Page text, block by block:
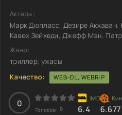
Актеры:
Марк Дюпласс, Дезире Акхаван,
Кавех Зейхеди, Джефф Мэн,
Жанр:
триллер, ужасы
Качество:
WEB-DL, WEBRIP
0
Голосов: 0 6.4 6.677